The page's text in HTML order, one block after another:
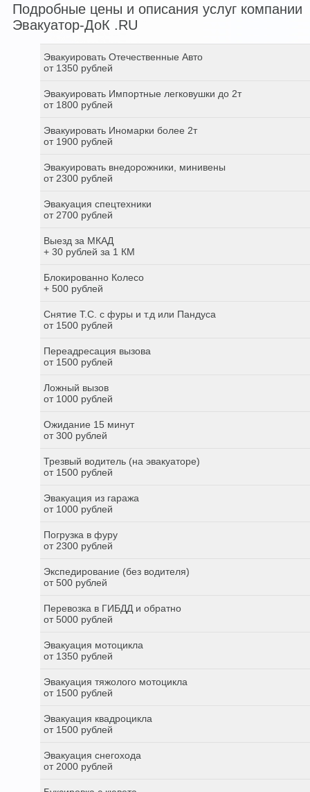
Подробные цены и описания услуг компании
Эвакуатор-ДоК .RU
Эвакуировать Отечественные Авто
от 1350 рублей
Эвакуировать Импортные легковушки до 2т
от 1800 рублей
Эвакуировать Иномарки более 2т
от 1900 рублей
Эвакуировать внедорожники, минивены
от 2300 рублей
Эвакуация спецтехники
от 2700 рублей
Выезд за МКАД
+ 30 рублей за 1 КМ
Блокированно Колесо
+ 500 рублей
Снятие Т.С. с фуры и т.д или Пандуса
от 1500 рублей
Переадресация вызова
от 1500 рублей
Ложный вызов
от 1000 рублей
Ожидание 15 минут
от 300 рублей
Трезвый водитель (на эвакуаторе)
от 1500 рублей
Эвакуация из гаража
от 1000 рублей
Погрузка в фуру
от 2300 рублей
Экспедирование (без водителя)
от 500 рублей
Перевозка в ГИБДД и обратно
от 5000 рублей
Эвакуация мотоцикла
от 1350 рублей
Эвакуация тяжолого мотоцикла
от 1500 рублей
Эвакуация квадроцикла
от 1500 рублей
Эвакуация снегохода
от 2000 рублей